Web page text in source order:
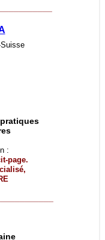
:
page.